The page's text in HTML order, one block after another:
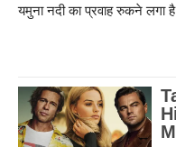
यमुना नदी का प्रवाह रुकने लगा है